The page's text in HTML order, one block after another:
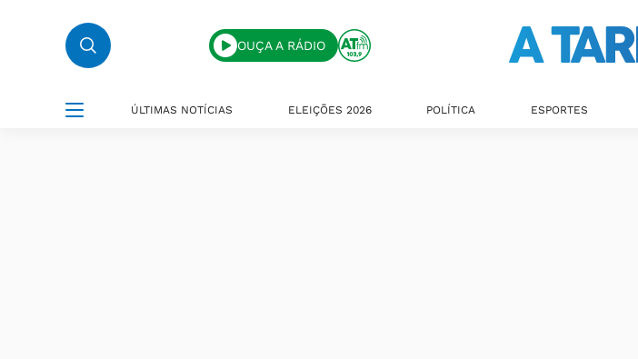
OUÇA A RÁDIO
ÚLTIMAS NOTÍCIAS ELEIÇÕES 2026 POLÍTICA ESPORTES